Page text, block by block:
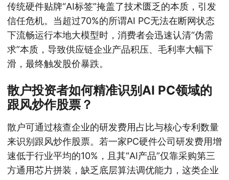
传统硬件贴牌“AI标签”掩盖了技术匮乏的本质，引发
信任危机。当超过70%的所谓AI PC无法在断网状态
下流畅运行本地大模型时，消费者会迅速认清“伪需
求”本质，导致供应链企业产品积压、毛利率大幅下
滑，最终触发股价暴跌。
散户投资者如何精准识别AI PC领域的
跟风炒作股票？
散户可通过核查企业的研发费用占比与核心专利数量
来识别跟风炒作股票。若一家PC硬件公司研发费用增
速低于行业平均的10%，且其“AI产品”仅靠采购第三
方通用芯片拼装，缺乏底层算法调优能力，这类企业